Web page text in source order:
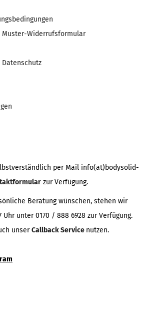
Widerrufsformular
per Mail info(at)bodysolid-
zur Verfügung.
Beratung wünschen, stehen wir
Uhr unter 0170 / 888 6928 zur Verfügung.
unserCallback Service nutzen.